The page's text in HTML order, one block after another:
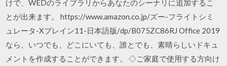
けで、WEDのライブラリからあなたのシーナリに追加するこ
とが出来ます。 https://www.amazon.co.jp/ズー-フライトシミ
ュレータ-Xプレイン11-日本語版/dp/B075ZC86RJ Office 2019
なら、いつでも、どこにいても、誰とでも、素晴らしいドキュ
メントを作成することができます。 ◇ご家庭で使用する方向け